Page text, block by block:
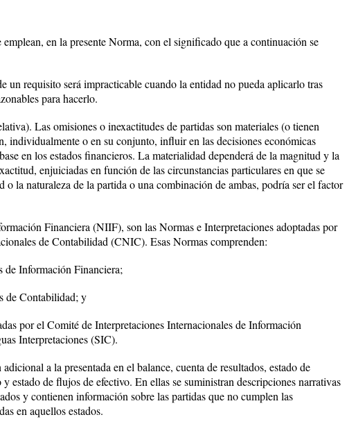
emplean, en la presente Norma, con el significado que a continuación se
un requisito será impracticable cuando la entidad no pueda aplicarlo tras
para hacerlo.
Las omisiones o inexactitudes de partidas son materiales (o tienen
individualmente o en su conjunto, influir en las decisiones económicas
en los estados financieros. La materialidad dependerá de la magnitud y la
enjuiciadas en función de las circunstancias particulares en que se
la naturaleza de la partida o una combinación de ambas, podría ser el factor
Financiera (NIIF), son las Normas e Interpretaciones adoptadas por
de Contabilidad (CNIC). Esas Normas comprenden:
de Información Financiera;
de Contabilidad; y
por el Comité de Interpretaciones Internacionales de Información
Interpretaciones (SIC).
a la presentada en el balance, cuenta de resultados, estado de
estado de flujos de efectivo. En ellas se suministran descripciones narrativas
y contienen información sobre las partidas que no cumplen las
en aquellos estados.